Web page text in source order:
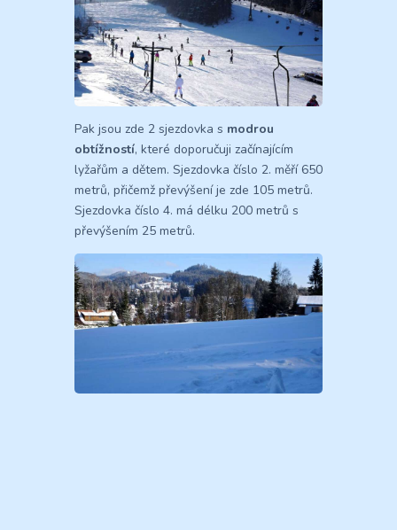
Pak jsou zde 2 sjezdovka s modrou
obtížností, které doporučuji začínajícím
lyžařům a dětem. Sjezdovka číslo 2. měří 650
metrů, přičemž převýšení je zde 105 metrů.
Sjezdovka číslo 4. má délku 200 metrů s
převýšením 25 metrů.